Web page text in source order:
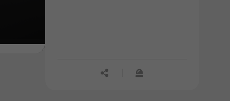
공유하기신고하기